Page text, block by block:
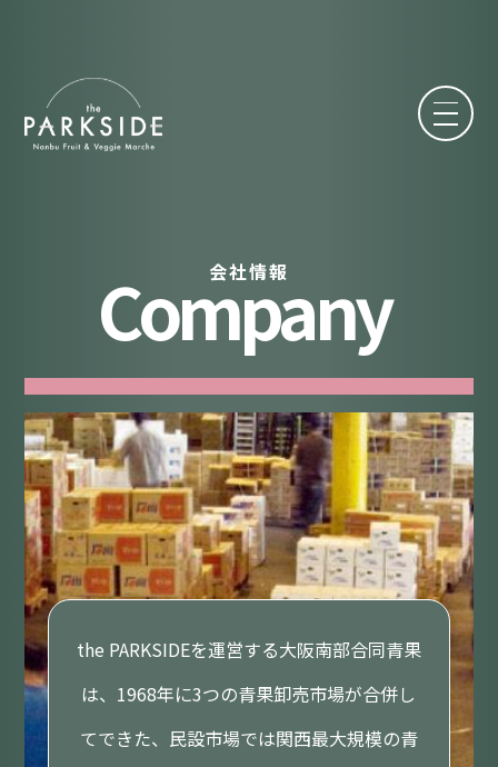
Company
会社情報
the PARKSIDEを運営する大阪南部合同青果
は、1968年に3つの青果卸売市場が合併し
てできた、民設市場では関西最大規模の青